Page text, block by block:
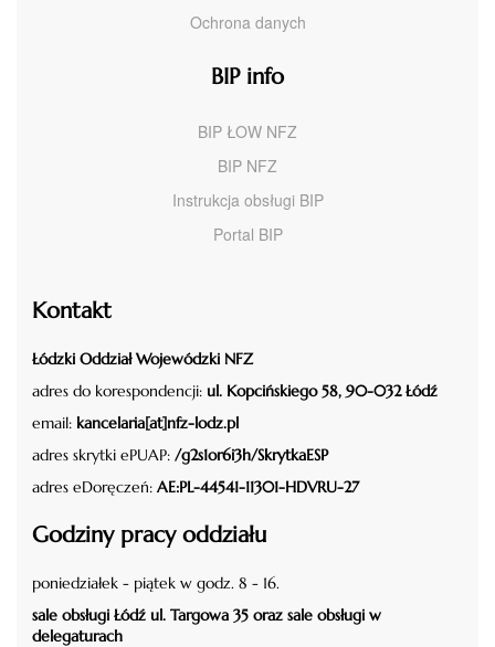
Ochrona danych
BIP info
BIP ŁOW NFZ
BIP NFZ
Instrukcja obsługi BIP
Portal BIP
Kontakt
Łódzki Oddział Wojewódzki NFZ
adres do korespondencji: ul. Kopcińskiego 58, 90-032 Łódź
email: kancelaria[at]nfz-lodz.pl
adres skrytki ePUAP: /g2s1or6i3h/SkrytkaESP
adres eDoręczeń: AE:PL-44541-11301-HDVRU-27
Godziny pracy oddziału
poniedziałek - piątek w godz. 8 - 16.
sale obsługi Łódź ul. Targowa 35 oraz sale obsługi w
delegaturach